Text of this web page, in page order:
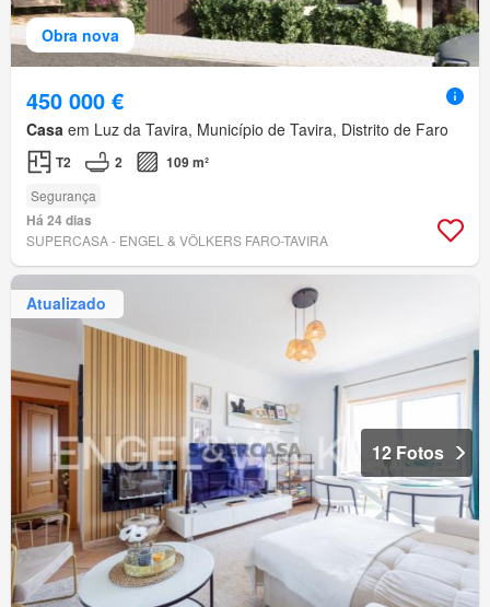
Obra nova
450 000 €
Casa em Luz da Tavira, Município de Tavira, Distrito de Faro
T2 2 109 m²
Segurança
Há 24 dias
SUPERCASA - ENGEL & VÖLKERS FARO-TAVIRA
Atualizado
12 Fotos